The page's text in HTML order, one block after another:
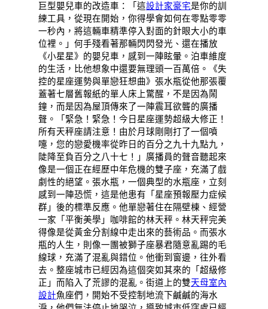
巨型嬰兒車的改造車：「這設計家豪宅是你的訓
練工具，從現在開始，你得學會如何在零點零零
一秒內，將這輛車精準停入對面的針眼大小的車
位裡。」何手殘看著那輛閃閃發光、還在播放
《小星星》的嬰兒車，感到一陣眩暈。泊車維度
的生活，比他想象中還要無理頭一百萬倍。《失
控的星座運勢與單戀狂想曲》張水瓶從他那張覆
蓋著七層舊報紙的單人床上驚醒，不是因為鬧
鐘，而是因為屋頂傳來了一陣震耳欲聾的廣播
聲。「緊急！緊急！今日星座運勢超級大修正！
所有天秤座請注意！由於月球剛剛打了一個噴
嚏，您的戀愛機率從昨日的百分之九十九點九，
陡降至負百分之八十七！」廣播員的聲音聽起來
像是一個正在經歷中年危機的雙子座，充滿了戲
劇性的絕望。張水瓶，一個典型的水瓶座，立刻
感到一陣恐慌，這是他患有「星座預報壓力症候
群」後的標準反應。他單戀著住在隔壁棟、經營
一家「平衡美學」咖啡館的林天秤。林天秤完美
得像是從黃金分割線中走出來的藝術品。而張水
瓶的人生，則像一團被獅子座暴君隨意亂踢的毛
線球，充滿了混亂與錯位。他衝到窗邊，往外看
去。整座城市已經因為這個突如其來的「超級修
正」而陷入了荒謬的混亂。街道上的雙天母室內
設計魚座們，開始不受控制地流下鹹鹹的海水